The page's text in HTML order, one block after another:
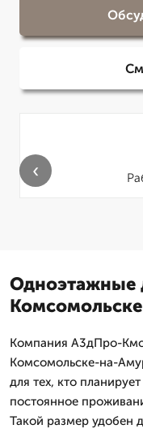
‹
Одноэтажные
Компания А3дПро-Кмс
Комсомольске-на-
для тех, кто
постоянное
Такой размер удобен